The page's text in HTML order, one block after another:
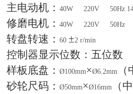
主电动机：40W 220V 50Hz
修磨电机：40W 220V 50Hz
转盘转速：60±2 r/min
控制器显示位数：五位数
样板底盘：Ø100mm×Ø6.2mm
砂轮尺码：Ø50mm×Ø16mm （